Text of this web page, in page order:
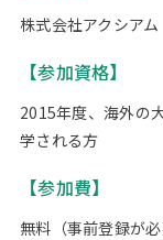
株式会社アクシアム
【参加資格】
2015年度、海外の
学される方
【参加費】
無料（事前登録が必